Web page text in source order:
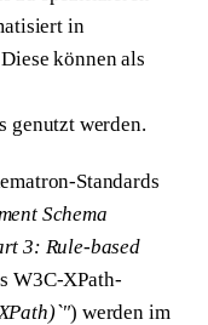
in
können als
genutzt werden.
Standards
Schema
3: Rule-based
W3C-XPath-
) werden im